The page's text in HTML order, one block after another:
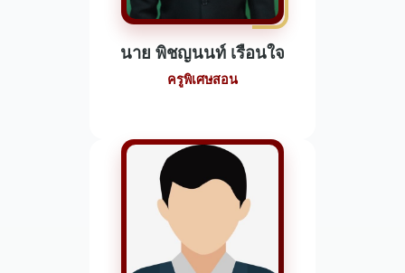
นาย พิชญนนท์ เรือนใจ
ครูพิเศษสอน